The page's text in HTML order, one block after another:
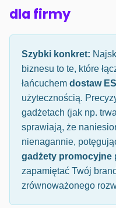
dla firmy
Szybki konkret:
biznesu to te, które
łańcuchem dostaw
użytecznością.
gadżetach (jak np.
sprawiają, że
nienagannie,
gadżety promocyjne
zapamiętać Twój
zrównoważonego